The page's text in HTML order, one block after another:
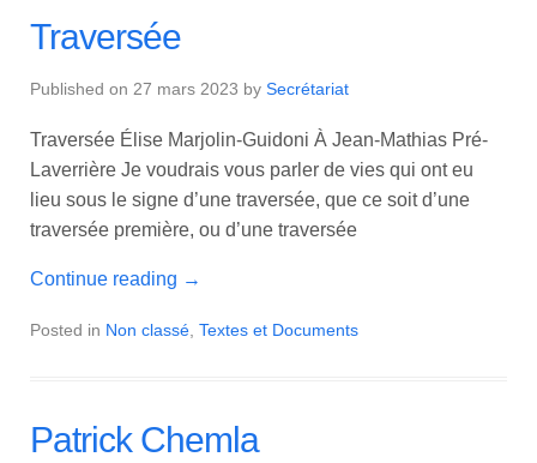
Traversée
Published on 27 mars 2023 by Secrétariat
Traversée Élise Marjolin-Guidoni À Jean-Mathias Pré-
Laverrière Je voudrais vous parler de vies qui ont eu
lieu sous le signe d’une traversée, que ce soit d’une
traversée première, ou d’une traversée
Continue reading →
Posted in Non classé Textes et Documents
Patrick Chemla